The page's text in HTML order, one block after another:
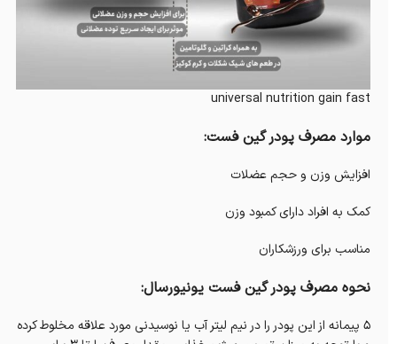
universal nutrition gain fast
موارد مصرف پودر گین فست:
افزایش وزن و حجم عضلات
کمک به افراد دارای کمبود وزن
مناسب برای ورزشکاران
نحوه مصرف پودر گین فست یونیورسال:
5 پیمانه از این پودر را در نیم لیتر آب یا نوسیدنی مورد علاقه مخلوط کرده